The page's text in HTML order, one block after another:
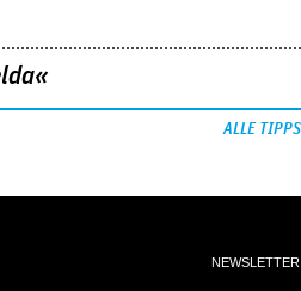
ALLE TIPPS
NEWSLETTER